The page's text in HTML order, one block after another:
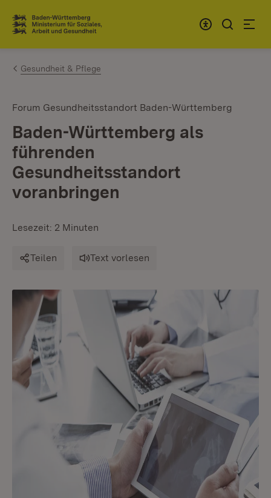
Zum Inhalt springen
Link zur Startseite
Gesundheit & Pflege
Forum Gesundheitsstandort Baden-Württemberg
Baden-Württemberg als
führenden
Gesundheitsstandort
voranbringen
Lesezeit: 2 Minuten
Teilen Text vorlesen